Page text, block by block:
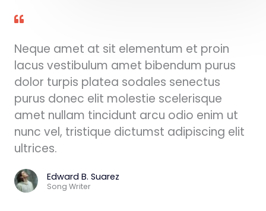
Neque amet at sit elementum et proin
lacus vestibulum amet bibendum purus
dolor turpis platea sodales senectus
purus donec elit molestie scelerisque
amet nullam tincidunt arcu odio enim ut
nunc vel, tristique dictumst adipiscing elit
ultrices.
Edward B. Suarez
Song Writer